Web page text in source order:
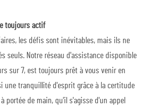
toujours actif
les défis sont inévitables, mais ils ne
seuls. Notre réseau d'assistance disponible
sur 7, est toujours prêt à vous venir en
une tranquillité d'esprit grâce à la certitude
portée de main, qu'il s'agisse d'un appel